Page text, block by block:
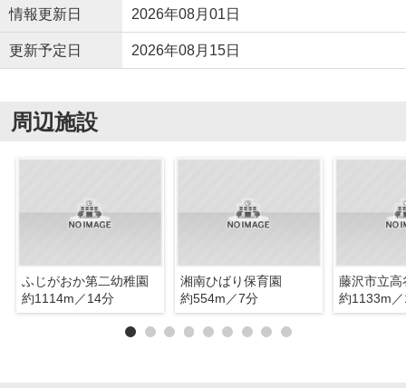
情報更新日 2026年08月01日
更新予定日 2026年08月15日
周辺施設
ふじがおか第二幼稚園
約1114m／14分
湘南ひばり保育園
約554m／7分
藤沢市立高
約1133m